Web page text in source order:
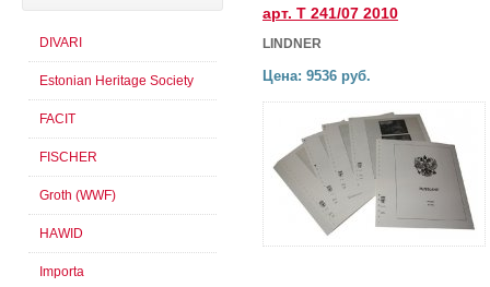
арт. Т 241/07 2010
LINDNER
Цена: 9536 руб.
DIVARI
Estonian Heritage Society
FACIT
FISCHER
Groth (WWF)
HAWID
Importa